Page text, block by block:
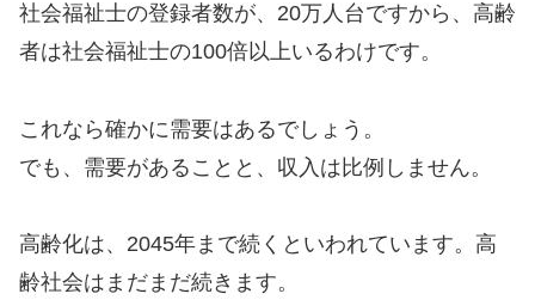
社会福祉士の登録者数が、20万人台ですから、高齢
者は社会福祉士の100倍以上いるわけです。
これなら確かに需要はあるでしょう。
でも、需要があることと、収入は比例しません。
高齢化は、2045年まで続くといわれています。高
齢社会はまだまだ続きます。